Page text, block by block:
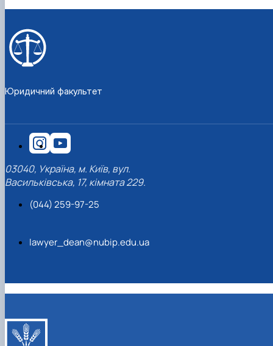
Юридичний факультет
03040, Україна, м. Київ, вул.
Васильківська, 17, кімната 229.
(044) 259-97-25
lawyer_dean@nubip.edu.ua